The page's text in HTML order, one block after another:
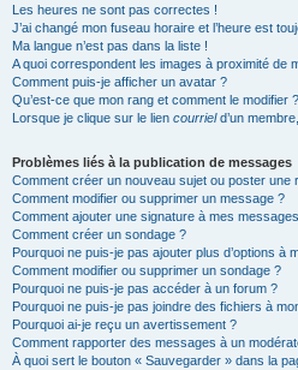
Les heures ne sont pas correctes !
J’ai changé mon fuseau horaire et l’heure est
Ma langue n’est pas dans la liste !
A quoi correspondent les images à proximité de
Comment puis-je afficher un avatar ?
Qu’est-ce que mon rang et comment le modifier ?
Lorsque je clique sur le lien courrield’un
Problèmes liés à la publication de messages
Comment créer un nouveau sujet ou poster une
Comment modifier ou supprimer un message ?
Comment ajouter une signature à mes
Comment créer un sondage ?
Pourquoi ne puis-je pas ajouter plus d’options à
Comment modifier ou supprimer un sondage ?
Pourquoi ne puis-je pas accéder à un forum ?
Pourquoi ne puis-je pas joindre des fichiers à
Pourquoi ai-je reçu un avertissement ?
Comment rapporter des messages à un
À quoi sert le bouton « Sauvegarder » dans la